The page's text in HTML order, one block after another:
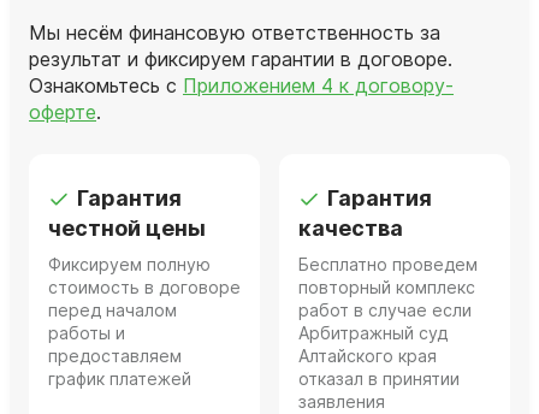
Мы несём финансовую ответственность за
результат и фиксируем гарантии в договоре.
Ознакомьтесь с Приложением 4 к договору-
оферте.
Гарантия
честной цены
Фиксируем полную
стоимость в договоре
перед началом
работы и
предоставляем
график платежей
Гарантия
качества
Бесплатно проведем
повторный комплекс
работ в случае если
Арбитражный суд
Алтайского края
отказал в принятии
заявления